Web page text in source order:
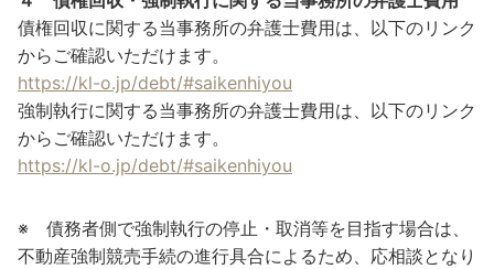
債権回収に関する当事務所の弁護士費用は、以下のリンク
からご確認いただけます。
https://kl-o.jp/debt/#saikenhiyou
強制執行に関する当事務所の弁護士費用は、以下のリンク
からご確認いただけます。
https://kl-o.jp/debt/#saikenhiyou
※ 債務者側で強制執行の停止・取消等を目指す場合は、
不動産強制競売手続の進行具合によるため、応相談となり